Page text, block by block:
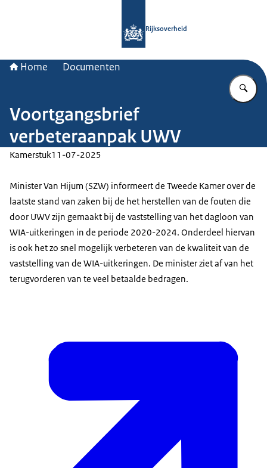
Rijksoverheid
Home Documenten
Voortgangsbrief
verbeteraanpak UWV
Kamerstuk11-07-2025
Minister Van Hijum (SZW) informeert de Tweede Kamer over de
laatste stand van zaken bij de het herstellen van de fouten die
door UWV zijn gemaakt bij de vaststelling van het dagloon van
WIA-uitkeringen in de periode 2020-2024. Onderdeel hiervan
is ook het zo snel mogelijk verbeteren van de kwaliteit van de
vaststelling van de WIA-uitkeringen. De minister ziet af van het
terugvorderen van te veel betaalde bedragen.